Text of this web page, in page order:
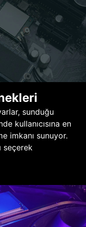
sunduğu
kullanıcısına en
imkanı sunuyor.
seçerek